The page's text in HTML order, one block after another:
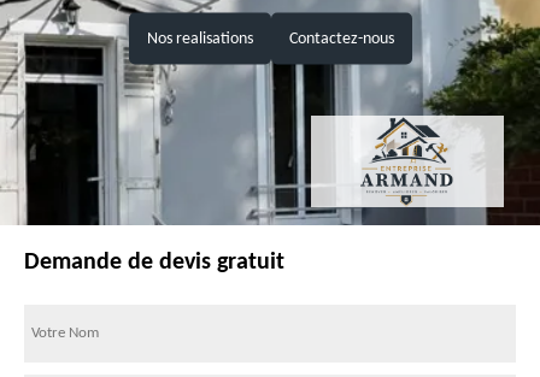
Nos realisations Contactez-nous
Demande de devis gratuit